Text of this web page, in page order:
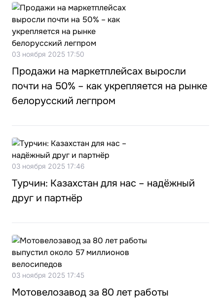
03 ноября 2025 17:50
Продажи на маркетплейсах выросли
почти на 50% – как укрепляется на рынке
белорусский легпром
03 ноября 2025 17:46
Турчин: Казахстан для нас – надёжный
друг и партнёр
03 ноября 2025 17:45
Мотовелозавод за 80 лет работы